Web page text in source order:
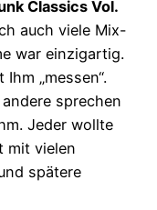
Classics Vol.
auch viele Mix-
war einzigartig.
„messen“.
sprechen
Jeder wollte
mit vielen
spätere